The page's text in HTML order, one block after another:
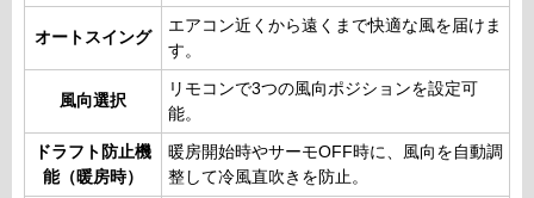
オートスイング
エアコン近くから遠くまで快適な風を届けま
す。
風向選択
リモコンで3つの風向ポジションを設定可
能。
ドラフト防止機
能（暖房時）
暖房開始時やサーモOFF時に、風向を自動調
整して冷風直吹きを防止。